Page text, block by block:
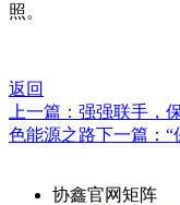
照。
返回
上一篇：强强联手，
色能源之路下一篇：“
协鑫官网矩阵